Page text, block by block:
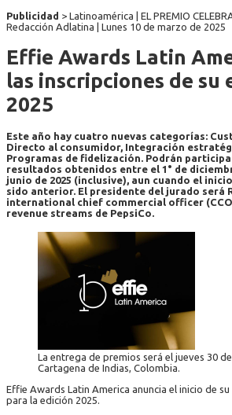
Publicidad > Latinoamérica | EL PREMIO
Redacción Adlatina | Lunes 10 de marzo de 2025
Effie Awards Latin
las inscripciones de su
2025
Este año hay cuatro nuevas categorías:
Directo al consumidor, Integración
Programas de fidelización. Podrán
resultados obtenidos entre el 1° de
junio de 2025 (inclusive), aun cuando el
sido anterior. El presidente del jurado será
international chief commercial officer
revenue streams de PepsiCo.
La entrega de premios será el jueves 30
Cartagena de Indias, Colombia.
Effie Awards Latin America anuncia el inicio de
para la edición 2025.